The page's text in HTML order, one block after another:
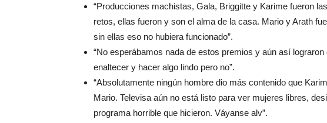
“Producciones machistas, Gala, Briggitte y Karime fueron
retos, ellas fueron y son el alma de la casa. Mario y Arath
sin ellas eso no hubiera funcionado”.
“No esperábamos nada de estos premios y aún así
enaltecer y hacer algo lindo pero no”.
“Absolutamente ningún hombre dio más contenido que
Mario. Televisa aún no está listo para ver mujeres libres,
programa horrible que hicieron. Váyanse alv”.